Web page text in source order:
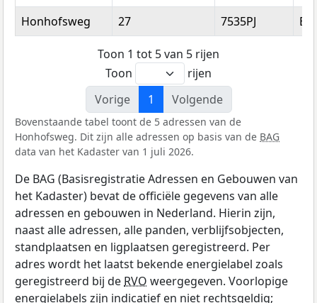
Honhofsweg
27 7535PJ
Toon 1 tot 5 van 5 rijen
Toon
rijen
Vorige
1 Volgende
Bovenstaande tabel toont de 5 adressen van de
Honhofsweg. Dit zijn alle adressen op basis van de BAG
data van het Kadaster van 1 juli 2026.
De BAG (Basisregistratie Adressen en Gebouwen van
het Kadaster) bevat de officiële gegevens van alle
adressen en gebouwen in Nederland. Hierin zijn,
naast alle adressen, alle panden, verblijfsobjecten,
standplaatsen en ligplaatsen geregistreerd. Per
adres wordt het laatst bekende energielabel zoals
geregistreerd bij de RVO weergegeven. Voorlopige
energielabels zijn indicatief en niet rechtsgeldig;